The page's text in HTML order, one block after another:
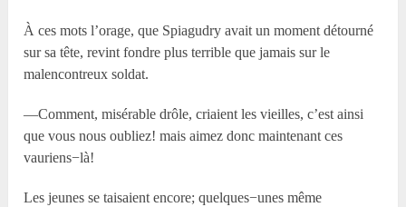
À ces mots l’orage, que Spiagudry avait un moment détourné
sur sa tête, revint fondre plus terrible que jamais sur le
malencontreux soldat.
—Comment, misérable drôle, criaient les vieilles, c’est ainsi
que vous nous oubliez! mais aimez donc maintenant ces
vauriens−là!
Les jeunes se taisaient encore; quelques−unes même